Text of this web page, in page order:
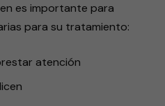
es importante para
para su tratamiento:
atención